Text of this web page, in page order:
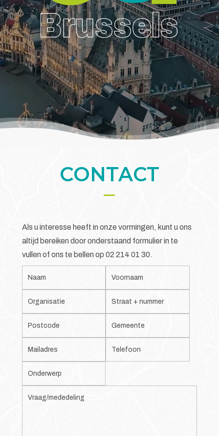
CONTACT
Als u interesse heeft in onze vormingen, kunt u ons
altijd bereiken door onderstaand formulier in te
vullen of ons te bellen op 02 214 01 30.